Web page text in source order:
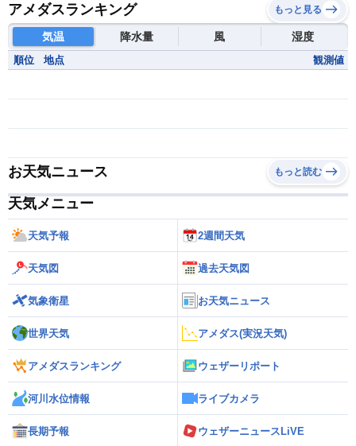
アメダスランキング もっと見る
気温 降水量 風 湿度
順位 地点 観測値
お天気ニュース もっと読む
天気メニュー
天気予報 2週間天気
天気図 過去天気図
気象衛星 お天気ニュース
世界天気 アメダス(実況天気)
アメダスランキング ウェザーリポート
河川水位情報 ライブカメラ
長期予報 ウェザーニュースLiVE